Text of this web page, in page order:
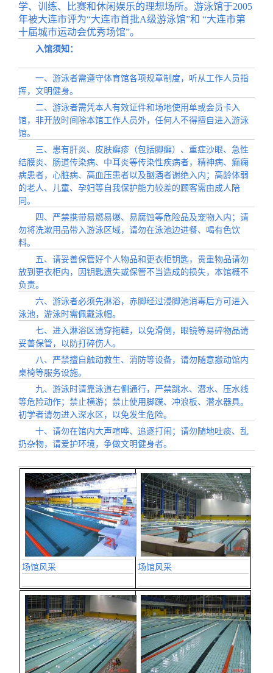
学、训练、比赛和休闲娱乐的理想场所。游泳馆于2005
年被大连市评为“大连市首批A级游泳馆”和 “大连市第
十届城市运动会优秀场馆”。
入馆须知：
一、游泳者需遵守体育馆各项规章制度，听从工作人员指
挥，文明健身。
二、游泳者需凭本人有效证件和场地使用单或会员卡入
馆，非开放时间除本馆工作人员外，任何人不得擅自进入游泳
馆。
三、患有肝炎、皮肤癣疹（包括脚癣）、重症沙眼、急性
结膜炎、肠道传染病、中耳炎等传染性疾病者，精神病、癫痫
病患者，心脏病、高血压患者以及酗酒者谢绝入内；高龄体弱
的老人、儿童、孕妇等自我保护能力较差的顾客需由成人陪
同。
四、严禁携带易燃易爆、易腐蚀等危险品及宠物入内；请
勿将洗漱用品带入游泳区域，请勿在泳池边进餐、喝有色饮
料。
五、请妥善保管好个人物品和更衣柜钥匙，贵重物品请勿
放到更衣柜内，因钥匙遗失或保管不当造成的损失，本馆概不
负责。
六、游泳者必须先淋浴，赤脚经过浸脚池消毒后方可进入
泳池，游泳时需佩戴泳帽。
七、进入淋浴区请穿拖鞋，以免滑倒，眼镜等易碎物品请
妥善保管，以防打碎伤人。
八、严禁擅自触动救生、消防等设备，请勿随意搬动馆内
桌椅等服务设施。
九、游泳时请靠泳道右侧通行，严禁跳水、潜水、压水线
等危险动作；禁止横游；禁止使用脚蹼、冲浪板、潜水器具。
初学者请勿进入深水区，以免发生危险。
十、请勿在馆内大声喧哗、追逐打闹；请勿随地吐痰、乱
扔杂物，请爱护环境，争做文明健身者。
场馆风采 场馆风采